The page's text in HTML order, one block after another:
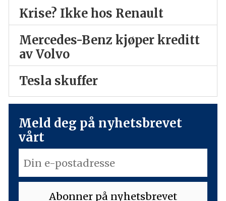
Krise? Ikke hos Renault
Mercedes-Benz kjøper kreditt
av Volvo
Tesla skuffer
Meld deg på nyhetsbrevet
vårt